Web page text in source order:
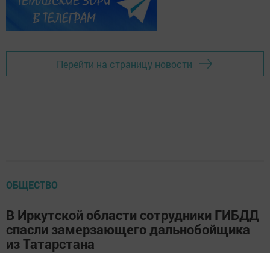
Перейти на страницу новости
ОБЩЕСТВО
В Иркутской области сотрудники ГИБДД
спасли замерзающего дальнобойщика
из Татарстана